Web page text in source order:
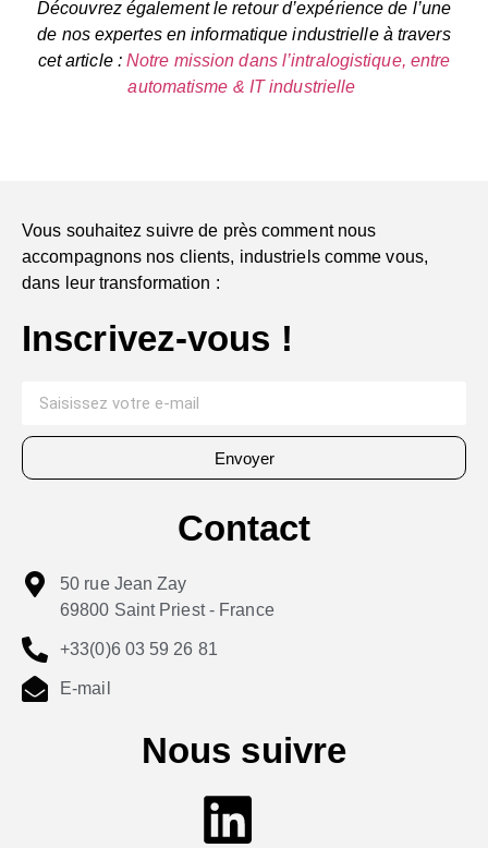
Découvrez également le retour d’expérience de l’une
de nos expertes en informatique industrielle à travers
cet article : Notre mission dans l’intralogistique, entre
automatisme & IT industrielle
Vous souhaitez suivre de près comment nous
accompagnons nos clients, industriels comme vous,
dans leur transformation :
Inscrivez-vous !
Envoyer
Contact
50 rue Jean Zay
69800 Saint Priest - France
+33(0)6 03 59 26 81
E-mail
Nous suivre